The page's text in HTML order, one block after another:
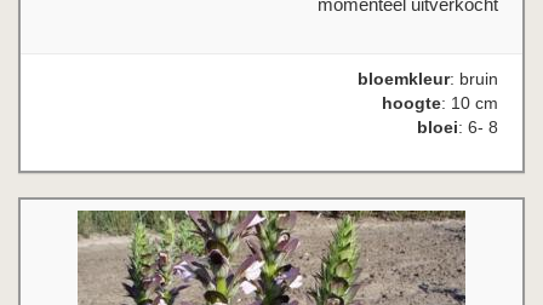
momenteel uitverkocht
bloemkleur: bruin
hoogte: 10 cm
bloei: 6- 8